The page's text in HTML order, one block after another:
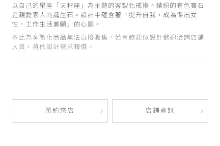
以自己的星座「天秤座」為主題的客製化戒指。繽紛的有色寶石
是親愛家人的誕生石。設計中蘊含著「提升自我，成為傑出女
性，工作生活兼顧」的心願。
※此為客製化商品無法直接販售，若喜歡類似設計歡迎洽詢店鋪
人員，將依設計需求報價。
預約來店 店鋪資訊